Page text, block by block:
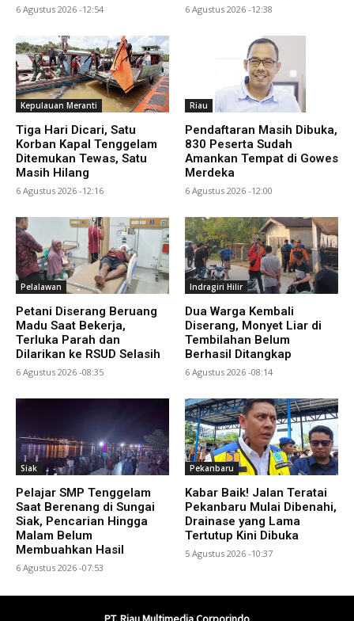
6 Agustus 2026 -12:54 6 Agustus 2026 -12:38
Kepulauan Meranti
Tiga Hari Dicari, Satu
Korban Kapal Tenggelam
Ditemukan Tewas, Satu
Masih Hilang
6 Agustus 2026 -12:16
Riau
Pendaftaran Masih Dibuka,
830 Peserta Sudah
Amankan Tempat di Gowes
Merdeka
6 Agustus 2026 -12:00
Pelalawan
Petani Diserang Beruang
Madu Saat Bekerja,
Terluka Parah dan
Dilarikan ke RSUD Selasih
6 Agustus 2026 -08:35
Indragiri Hilir
Dua Warga Kembali
Diserang, Monyet Liar di
Tembilahan Belum
Berhasil Ditangkap
6 Agustus 2026 -08:14
Siak
Pelajar SMP Tenggelam
Saat Berenang di Sungai
Siak, Pencarian Hingga
Malam Belum
Membuahkan Hasil
6 Agustus 2026 -07:53
Pekanbaru
Kabar Baik! Jalan Teratai
Pekanbaru Mulai Dibenahi,
Drainase yang Lama
Tertutup Kini Dibuka
5 Agustus 2026 -10:37